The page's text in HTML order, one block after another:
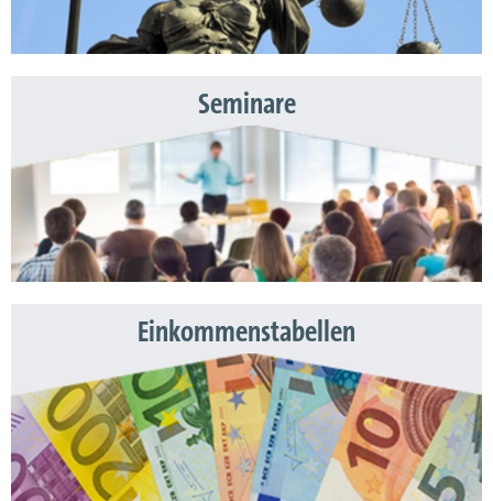
Seminare
Einkommenstabellen